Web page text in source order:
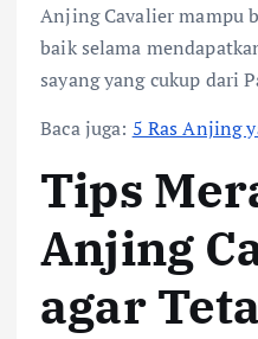
Anjing Cavalier mampu
baik selama
sayang yang cukup dari
Baca juga: 5 Ras Anjing
Tips
Anjing
agar